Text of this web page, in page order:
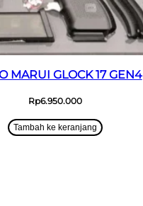
MARUI GLOCK 17 GEN4
Rp6.950.000
Tambah ke keranjang